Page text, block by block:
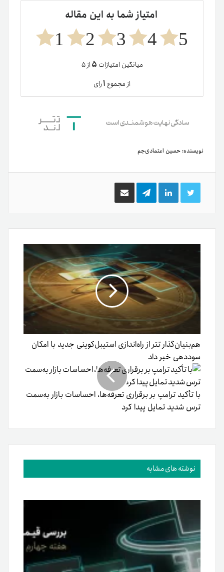
امتیاز شما به این مقاله
5
4
3
2
1
میانگین امتیازات ۵از ۵
از مجموع۱رای
نویسنده: حسین اعتمادی‌جم
توییتر لینکدینتلگرام اشتراک
گذاری
ایمیل
هم‌بنیان‌گذار تتر از راه‌اندازی استیبل‌کوینی جدید با امکان
سوددهی خبر داد
با تأکید ترامپ بر برقراری تعرفه‌ها، احساسات بازار به‌سمت
ترس شدید تمایل پیدا کرد
نوشته های مشابه